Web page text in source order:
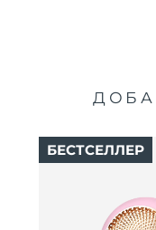
БЕСТСЕЛЛЕР